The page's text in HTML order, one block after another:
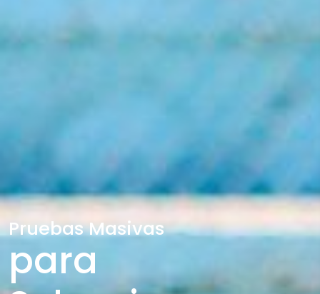
Pruebas Masivas
para